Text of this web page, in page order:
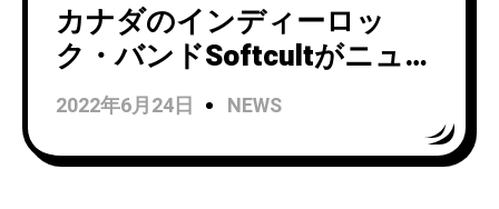
カナダのインディーロッ
ク・バンドSoftcultがニュー
シングル「Someone2Me」
のミュージックビデオを公
開！
2022年6月24日 NEWS